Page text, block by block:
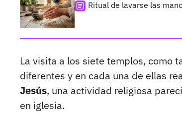
Ritual de lavarse las
La visita a los siete templos, como
diferentes y en cada una de ellas
Jesús, una actividad religiosa
en iglesia.